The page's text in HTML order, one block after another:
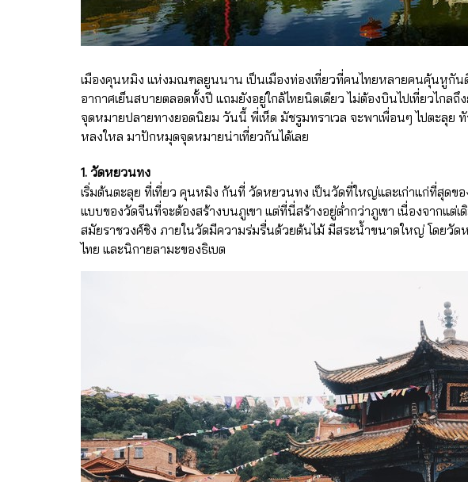
เมืองคุนหมิง แห่งมณฑลยูนนาน เป็นเมืองท่องเที่ยวที่คนไทยหลายคนคุ้นหูกั
อากาศเย็นสบายตลอดทั้งปี แถมยังอยู่ใกล้ไทยนิดเดียว ไม่ต้องบินไปเที่ยวไก
จุดหมายปลายทางยอดนิยม วันนี้ พี่เห็ด มัชรูมทราเวล จะพาเพื่อนๆ ไปตะลุย
หลงใหล มาปักหมุดจุดหมายน่าเที่ยวกันได้เลย
1. วัดหยวนทง
เริ่มต้นตะลุย ที่เที่ยว คุนหมิง กันที่ วัดหยวนทง เป็นวัดที่ใหญ่และเก่าแก่ที่สุด
แบบของวัดจีนที่จะต้องสร้างบนภูเขา แต่ที่นี่สร้างอยู่ต่ำกว่าภูเขา เนื่องจากแ
สมัยราชวงศ์ชิง ภายในวัดมีความร่มรื่นด้วยต้นไม้ มีสระน้ำขนาดใหญ่ โดย
ไทย และนิกายลามะของธิเบต